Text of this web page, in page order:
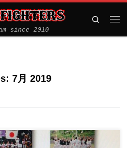
since 2010
Search
7月 2019